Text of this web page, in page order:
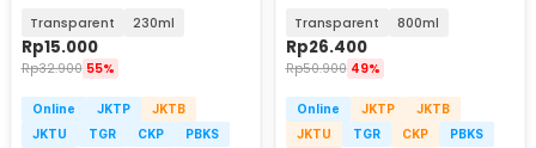
Transparent 230ml
Rp15.000
Rp32.900 55%
Online JKTP
JKTB
JKTU
TGR CKP
PBKS
Transparent 800ml
Rp26.400
Rp50.900 49%
Online JKTP
JKTB
JKTU
TGR CKP
PBKS